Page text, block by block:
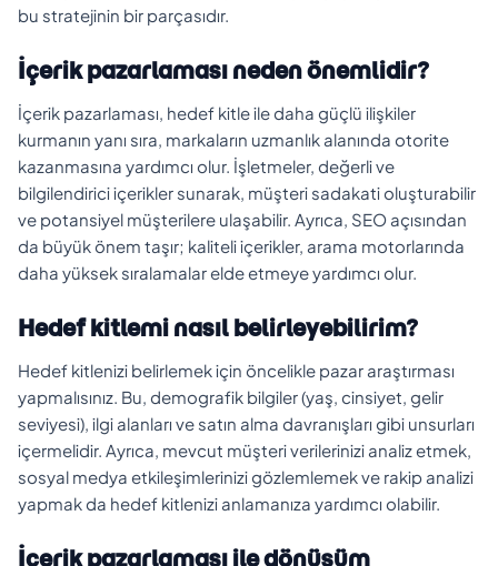
bu stratejinin bir parçasıdır.
İçerik pazarlaması neden önemlidir?
İçerik pazarlaması, hedef kitle ile daha güçlü ilişkiler
kurmanın yanı sıra, markaların uzmanlık alanında otorite
kazanmasına yardımcı olur. İşletmeler, değerli ve
bilgilendirici içerikler sunarak, müşteri sadakati oluşturabilir
ve potansiyel müşterilere ulaşabilir. Ayrıca, SEO açısından
da büyük önem taşır; kaliteli içerikler, arama motorlarında
daha yüksek sıralamalar elde etmeye yardımcı olur.
Hedef kitlemi nasıl belirleyebilirim?
Hedef kitlenizi belirlemek için öncelikle pazar araştırması
yapmalısınız. Bu, demografik bilgiler (yaş, cinsiyet, gelir
seviyesi), ilgi alanları ve satın alma davranışları gibi unsurları
içermelidir. Ayrıca, mevcut müşteri verilerinizi analiz etmek,
sosyal medya etkileşimlerinizi gözlemlemek ve rakip analizi
yapmak da hedef kitlenizi anlamanıza yardımcı olabilir.
İçerik pazarlaması ile dönüşüm